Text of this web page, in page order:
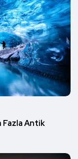
Fazla Antik